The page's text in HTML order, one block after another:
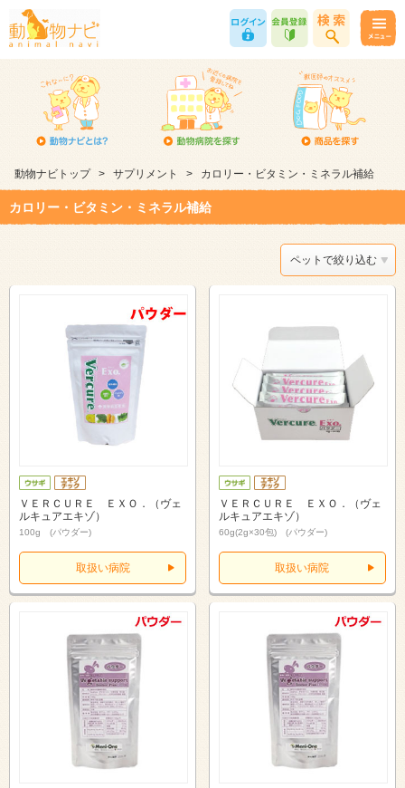
動物ナビトップ > サプリメント > カロリー・ビタミン・ミネラル補給
カロリー・ビタミン・ミネラル補給
ペットで絞り込む
ＶＥＲＣＵＲＥ ＥＸＯ．（ヴェ
ルキュアエキゾ）
100g (パウダー)
取扱い病院
ＶＥＲＣＵＲＥ ＥＸＯ．（ヴェ
ルキュアエキゾ）
60g(2g×30包) (パウダー)
取扱い病院